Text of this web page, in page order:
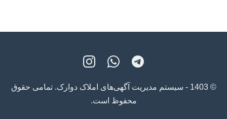
© 1403 - سیستم مدیریت آگهی‌های املاک دوارک. تمامی حقوق
محفوظ است.